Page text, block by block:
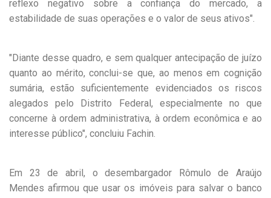
reflexo negativo sobre a confiança do mercado, a
estabilidade de suas operações e o valor de seus ativos".
"Diante desse quadro, e sem qualquer antecipação de juízo
quanto ao mérito, conclui-se que, ao menos em cognição
sumária, estão suficientemente evidenciados os riscos
alegados pelo Distrito Federal, especialmente no que
concerne à ordem administrativa, à ordem econômica e ao
interesse público", concluiu Fachin.
Em 23 de abril, o desembargador Rômulo de Araújo
Mendes afirmou que usar os imóveis para salvar o banco